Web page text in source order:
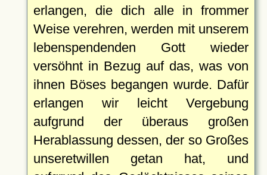
erlangen, die dich alle in frommer
Weise verehren, werden mit unserem
lebenspendenden Gott wieder
versöhnt in Bezug auf das, was von
ihnen Böses begangen wurde. Dafür
erlangen wir leicht Vergebung
aufgrund der überaus großen
Herablassung dessen, der so Großes
unseretwillen getan hat, und